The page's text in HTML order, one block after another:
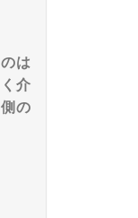
は
介
の